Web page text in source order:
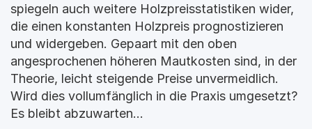
spiegeln auch weitere Holzpreisstatistiken wider,
die einen konstanten Holzpreis prognostizieren
und widergeben. Gepaart mit den oben
angesprochenen höheren Mautkosten sind, in der
Theorie, leicht steigende Preise unvermeidlich.
Wird dies vollumfänglich in die Praxis umgesetzt?
Es bleibt abzuwarten...